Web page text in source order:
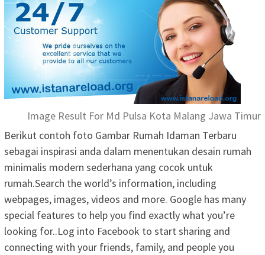
Image Result For Md Pulsa Kota Malang Jawa Timur
Berikut contoh foto Gambar Rumah Idaman Terbaru
sebagai inspirasi anda dalam menentukan desain rumah
minimalis modern sederhana yang cocok untuk
rumah.Search the world’s information, including
webpages, images, videos and more. Google has many
special features to help you find exactly what you’re
looking for..Log into Facebook to start sharing and
connecting with your friends, family, and people you